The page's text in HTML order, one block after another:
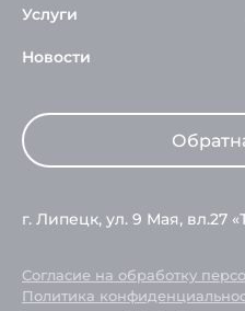
Услуги
Новости
г. Липецк, ул. 9 Мая, вл.27
Согласие на обработку
Политика